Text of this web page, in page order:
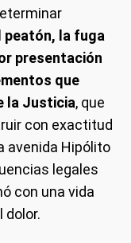
peatón, la fuga
presentación
que
la Justicia, que
con exactitud
avenida Hipólito
legales
con una vida
dolor.